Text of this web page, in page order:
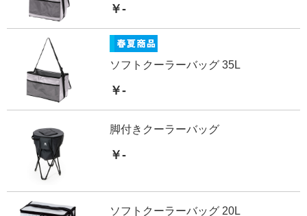
￥-
ソフトクーラーバッグ 35L
￥-
脚付きクーラーバッグ
￥-
ソフトクーラーバッグ 20L